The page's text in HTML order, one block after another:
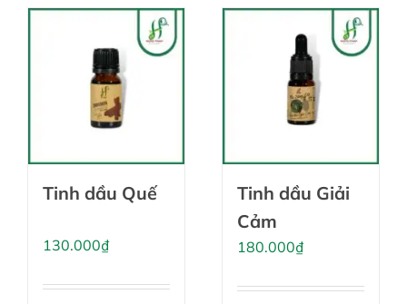
Tinh dầu Quế
130.000₫
Tinh dầu Giải
Cảm
180.000₫